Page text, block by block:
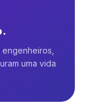
uma vida